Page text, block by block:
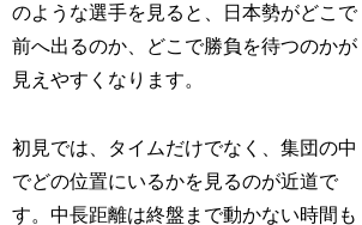
のような選手を見ると、日本勢がどこで
前へ出るのか、どこで勝負を待つのかが
見えやすくなります。
初見では、タイムだけでなく、集団の中
でどの位置にいるかを見るのが近道で
す。中長距離は終盤まで動かない時間も